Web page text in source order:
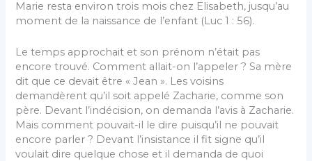
Marie resta environ trois mois chez Elisabeth, jusqu’au
moment de la naissance de l’enfant (Luc 1 : 56).
Le temps approchait et son prénom n’était pas
encore trouvé. Comment allait-on l’appeler ? Sa mère
dit que ce devait être « Jean ». Les voisins
demandèrent qu’il soit appelé Zacharie, comme son
père. Devant l’indécision, on demanda l’avis à Zacharie.
Mais comment pouvait-il le dire puisqu’il ne pouvait
encore parler ? Devant l’insistance il fit signe qu’il
voulait dire quelque chose et il demanda de quoi